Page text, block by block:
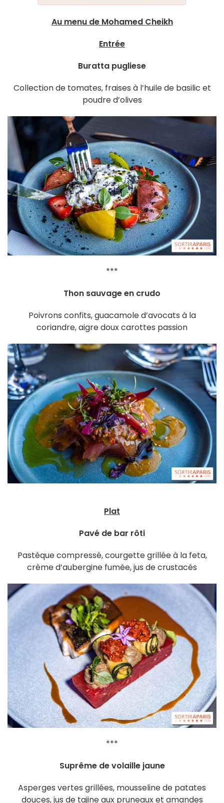
Au menu de Mohamed Cheikh
Entrée
Buratta pugliese
Collection de tomates, fraises à l’huile de basilic et
poudre d’olives
***
Thon sauvage en crudo
Poivrons confits, guacamole d’avocats à la
coriandre, aigre doux carottes passion
Plat
Pavé de bar rôti
Pastèque compressé, courgette grillée à la feta,
crème d’aubergine fumée, jus de crustacés
***
Suprême de volaille jaune
Asperges vertes grillées, mousseline de patates
douces, jus de tajine aux pruneaux et amandes